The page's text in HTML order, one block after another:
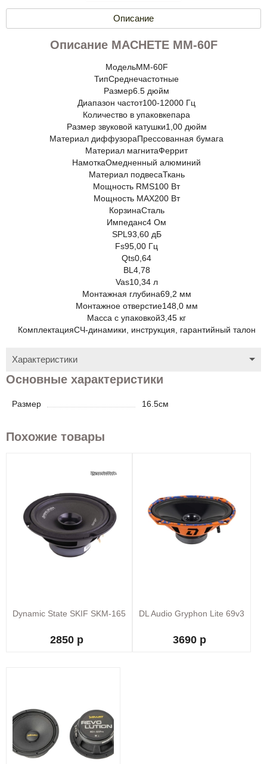
Описание
Описание MACHETE MM-60F
МодельMM-60F
ТипСреднечастотные
Размер6.5 дюйм
Диапазон частот100-12000 Гц
Количество в упаковкепара
Размер звуковой катушки1,00 дюйм
Материал диффузораПрессованная бумага
Материал магнитаФеррит
НамоткаОмедненный алюминий
Материал подвесаТкань
Мощность RMS100 Вт
Мощность MAX200 Вт
КорзинаСталь
Импеданс4 Ом
SPL 93,60 дБ
Fs95,00 Гц
Qts0,64
BL 4,78
Vas10,34 л
Монтажная глубина69,2 мм
Монтажное отверстие148,0 мм
Масса с упаковкой3,45 кг
КомплектацияСЧ-динамики, инструкция, гарантийный талон
Характеристики
Основные характеристики
Размер 16.5см
Похожие товары
Dynamic State SKIF SKM-165
2850 р
DL Audio Gryphon Lite 69v3
3690 р